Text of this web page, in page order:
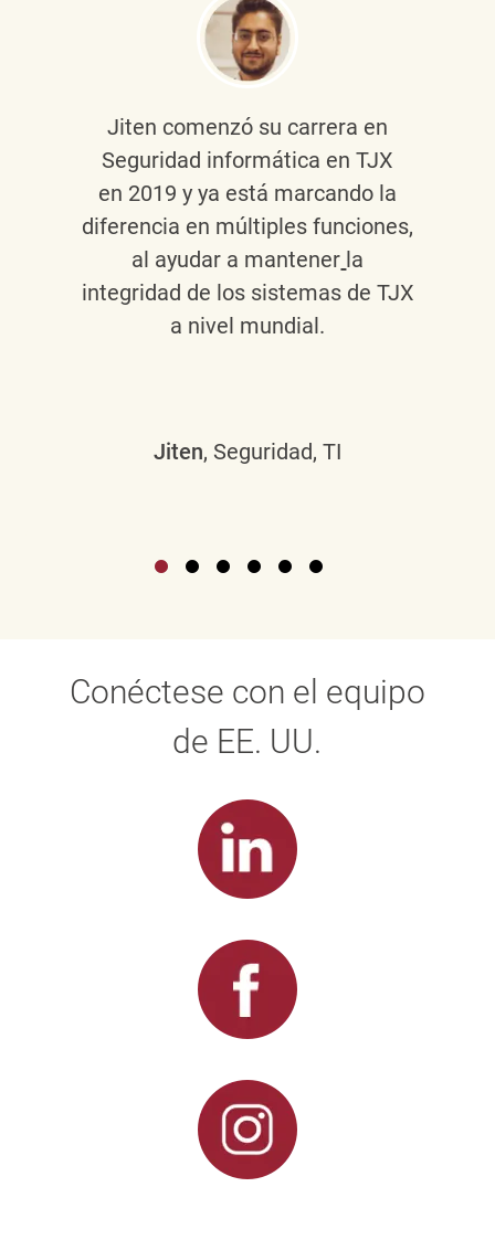
Jiten comenzó su carrera en
Seguridad informática en TJX
en 2019 y ya está marcando la
diferencia en múltiples funciones,
al ayudar a mantener la
integridad de los sistemas de TJX
a nivel mundial.
Jiten, Seguridad, TI
Conéctese con el equipo
de EE. UU.